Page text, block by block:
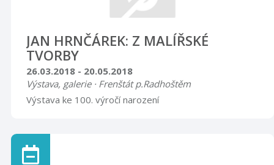
JAN HRNČÁREK: Z MALÍŘSKÉ
TVORBY
26.03.2018 - 20.05.2018
Výstava, galerie · Frenštát p.Radhoštěm
Výstava ke 100. výročí narození